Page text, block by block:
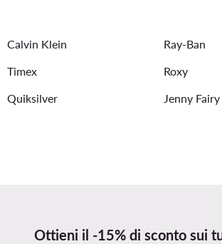
Calvin Klein Ray-Ban
Timex Roxy
Quiksilver Jenny Fairy
Ottieni il -15% di sconto sui